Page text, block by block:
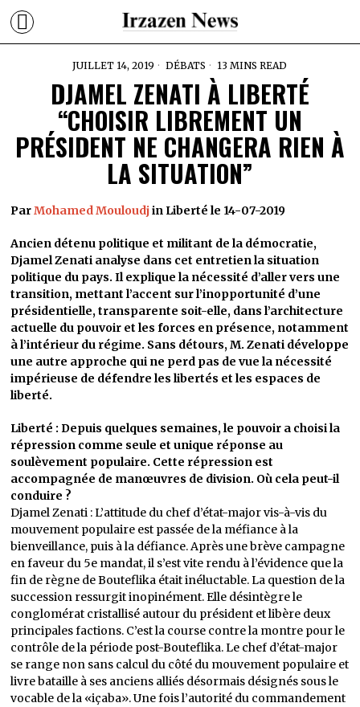
JUILLET 14, 2019 DÉBATS 13 MINS READ
DJAMEL ZENATI À LIBERTÉ
“CHOISIR LIBREMENT UN
PRÉSIDENT NE CHANGERA RIEN À
LA SITUATION”
ParMohamed Mouloudjin Liberté le 14-07-2019
Ancien détenu politique et militant de la démocratie,
Djamel Zenati analyse dans cet entretien la situation
politique du pays. Il explique la nécessité d’aller vers une
transition, mettant l’accent sur l’inopportunité d’une
présidentielle, transparente soit-elle, dans l’architecture
actuelle du pouvoir et les forces en présence, notamment
à l’intérieur du régime. Sans détours, M. Zenati développe
une autre approche qui ne perd pas de vue la nécessité
impérieuse de défendre les libertés et les espaces de
liberté.
Liberté : Depuis quelques semaines, le pouvoir a choisi la
répression comme seule et unique réponse au
soulèvement populaire. Cette répression est
accompagnée de manœuvres de division. Où cela peut-il
conduire ?
Djamel Zenati : L’attitude du chef d’état-major vis-à-vis du
mouvement populaire est passée de la méfiance à la
bienveillance, puis à la défiance. Après une brève campagne
en faveur du 5e mandat, il s’est vite rendu à l’évidence que la
fin de règne de Bouteflika était inéluctable. La question de la
succession ressurgit inopinément. Elle désintègre le
conglomérat cristallisé autour du président et libère deux
principales factions. C’est la course contre la montre pour le
contrôle de la période post-Bouteflika. Le chef d’état-major
se range non sans calcul du côté du mouvement populaire et
livre bataille à ses anciens alliés désormais désignés sous le
vocable de la «içaba». Une fois l’autorité du commandement